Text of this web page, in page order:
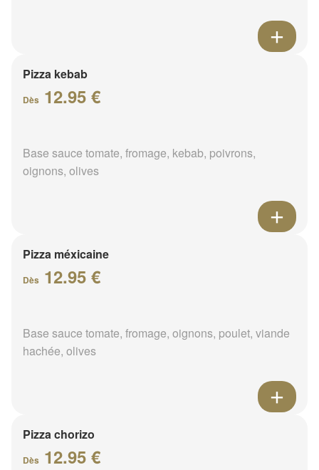
Pizza kebab
Dès 12.95 €
Base sauce tomate, fromage, kebab, poivrons,
oignons, olives
Pizza méxicaine
Dès 12.95 €
Base sauce tomate, fromage, oignons, poulet, viande
hachée, olives
Pizza chorizo
Dès 12.95 €